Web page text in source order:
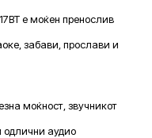
е моќен пренослив
забави, прослави и
моќност, звучникот
одлични аудио